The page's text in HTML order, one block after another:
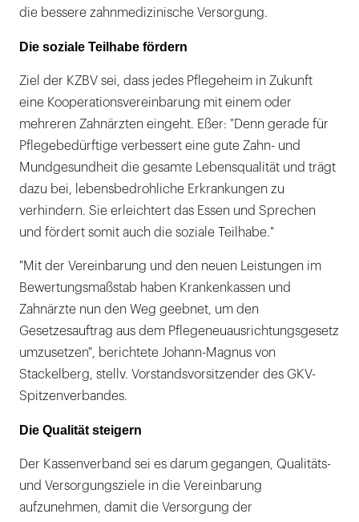
die bessere zahnmedizinische Versorgung.
Die soziale Teilhabe fördern
Ziel der KZBV sei, dass jedes Pflegeheim in Zukunft
eine Kooperationsvereinbarung mit einem oder
mehreren Zahnärzten eingeht. Eßer: "Denn gerade für
Pflegebedürftige verbessert eine gute Zahn- und
Mundgesundheit die gesamte Lebensqualität und trägt
dazu bei, lebensbedrohliche Erkrankungen zu
verhindern. Sie erleichtert das Essen und Sprechen
und fördert somit auch die soziale Teilhabe."
"Mit der Vereinbarung und den neuen Leistungen im
Bewertungsmaßstab haben Krankenkassen und
Zahnärzte nun den Weg geebnet, um den
Gesetzesauftrag aus dem Pflegeneuausrichtungsgesetz
umzusetzen", berichtete Johann-Magnus von
Stackelberg, stellv. Vorstandsvorsitzender des GKV-
Spitzenverbandes.
Die Qualität steigern
Der Kassenverband sei es darum gegangen, Qualitäts-
und Versorgungsziele in die Vereinbarung
aufzunehmen, damit die Versorgung der